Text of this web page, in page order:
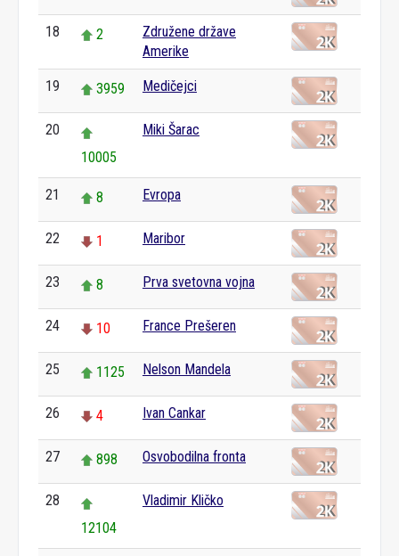
18 2
Združene države
Amerike
19 3959 Medičejci
20
10005
Miki Šarac
21 8 Evropa
22 1 Maribor
23 8 Prva svetovna vojna
24 10 France Prešeren
25 1125 Nelson Mandela
26 4 Ivan Cankar
27 898 Osvobodilna fronta
28
12104
Vladimir Kličko